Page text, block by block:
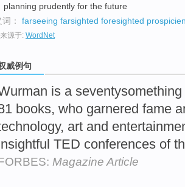
planning prudently for the future
： farseeing farsighted foresighted
源于: WordNet
威例句
is a
books, who garnered fame
art and
TED conferences of
Magazine Article